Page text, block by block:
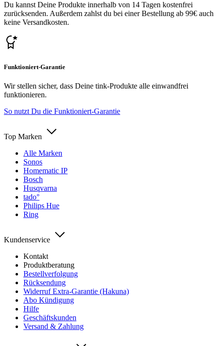
Du kannst Deine Produkte innerhalb von 14 Tagen kostenfrei
zurücksenden. Außerdem zahlst du bei einer Bestellung ab 99€ auch
keine Versandkosten.
Funktioniert-Garantie
Wir stellen sicher, dass Deine tink-Produkte alle einwandfrei
funktionieren.
So nutzt Du die Funktioniert-Garantie
Top Marken
Alle Marken
Sonos
Homematic IP
Bosch
Husqvarna
tado°
Philips Hue
Ring
Kundenservice
Kontakt
Produktberatung
Bestellverfolgung
Rücksendung
Widerruf Extra-Garantie (Hakuna)
Abo Kündigung
Hilfe
Geschäftskunden
Versand & Zahlung